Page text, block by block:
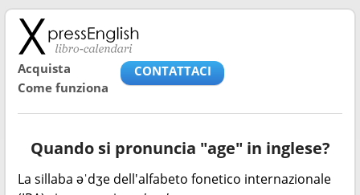
Acquista
Come funziona
CONTATTACI
Quando si pronuncia "age" in inglese?
La sillaba əˈdʒe dell'alfabeto fonetico internazionale